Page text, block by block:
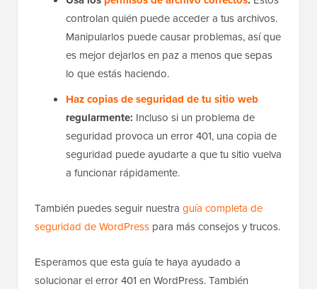
controlan quién puede acceder a tus archivos.
Manipularlos puede causar problemas, así que
es mejor dejarlos en paz a menos que sepas
lo que estás haciendo.
Haz copias de seguridad de tu sitio web
regularmente: Incluso si un problema de
seguridad provoca un error 401, una copia de
seguridad puede ayudarte a que tu sitio vuelva
a funcionar rápidamente.
También puedes seguir nuestra guía completa de
seguridad de WordPress para más consejos y trucos.
Esperamos que esta guía te haya ayudado a
solucionar el error 401 en WordPress. También